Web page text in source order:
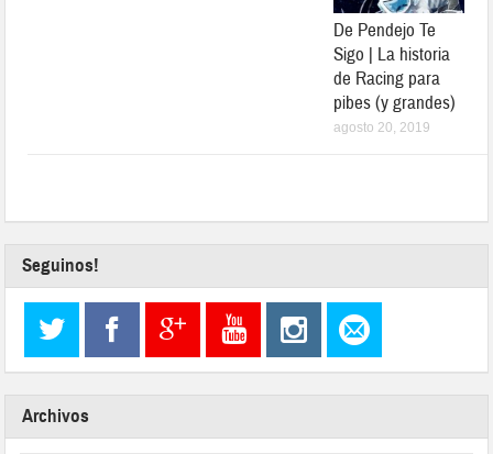
De Pendejo Te
Sigo | La historia
de Racing para
pibes (y grandes)
agosto 20, 2019
Seguinos!
Archivos